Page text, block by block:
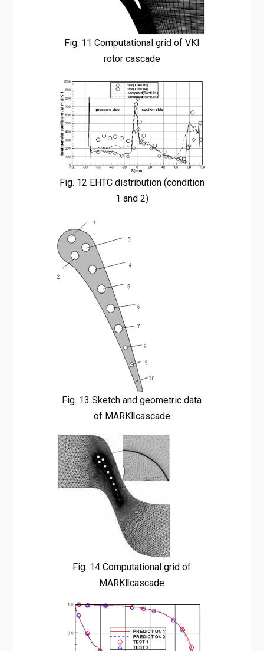
Fig. 11 Computational grid of VKI
rotor cascade
Fig. 12 EHTC distribution (condition
1 and 2)
Fig. 13 Sketch and geometric data
of MARKⅡcascade
Fig. 14 Computational grid of
MARKⅡcascade